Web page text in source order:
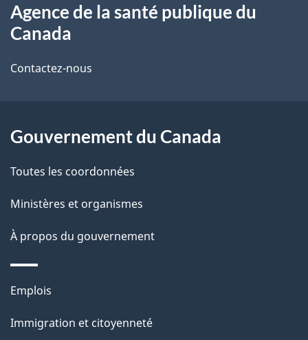
i
s
e
l
a
p
a
g
e
propos
ce
Agence de la santé publique du
Canada
Contactez-nous
Gouvernement du Canada
Toutes les coordonnées
Ministères et organismes
À propos du gouvernement
Thèmes
sujets
Emplois
Immigration et citoyenneté